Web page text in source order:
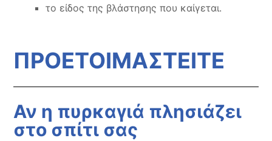
το είδος της βλάστησης που καίγεται.
ΠΡΟΕΤΟΙΜΑΣΤΕΙΤΕ
Αν η πυρκαγιά πλησιάζει
στο σπίτι σας